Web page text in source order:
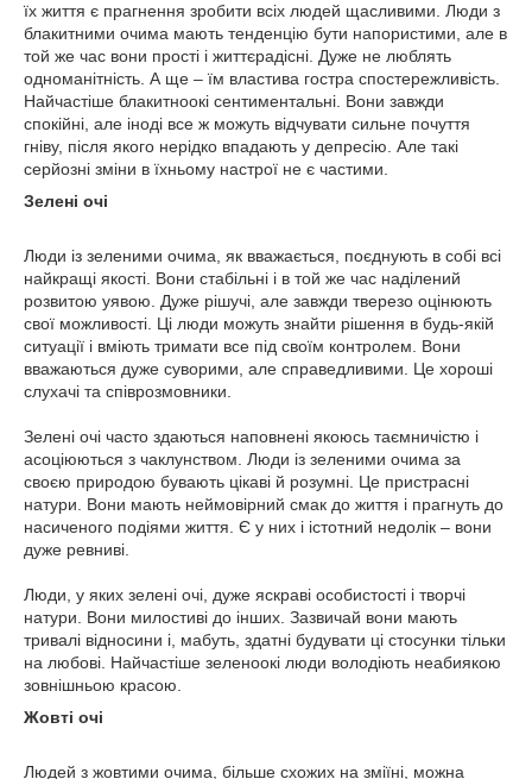
їх життя є прагнення зробити всіх людей щасливими. Люди з
блакитними очима мають тенденцію бути напористими, але в
той же час вони прості і життєрадісні. Дуже не люблять
одноманітність. А ще – їм властива гостра спостережливість.
Найчастіше блакитноокі сентиментальні. Вони завжди
спокійні, але іноді все ж можуть відчувати сильне почуття
гніву, після якого нерідко впадають у депресію. Але такі
серйозні зміни в їхньому настрої не є частими.
Зелені очі
Люди із зеленими очима, як вважається, поєднують в собі всі
найкращі якості. Вони стабільні і в той же час наділений
розвитою уявою. Дуже рішучі, але завжди тверезо оцінюють
свої можливості. Ці люди можуть знайти рішення в будь-якій
ситуації і вміють тримати все під своїм контролем. Вони
вважаються дуже суворими, але справедливими. Це хороші
слухачі та співрозмовники.
Зелені очі часто здаються наповнені якоюсь таємничістю і
асоціюються з чаклунством. Люди із зеленими очима за
своєю природою бувають цікаві й розумні. Це пристрасні
натури. Вони мають неймовірний смак до життя і прагнуть до
насиченого подіями життя. Є у них і істотний недолік – вони
дуже ревниві.
Люди, у яких зелені очі, дуже яскраві особистості і творчі
натури. Вони милостиві до інших. Зазвичай вони мають
тривалі відносини і, мабуть, здатні будувати ці стосунки тільки
на любові. Найчастіше зеленоокі люди володіють неабиякою
зовнішньою красою.
Жовті очі
Людей з жовтими очима, більше схожих на зміїні, можна